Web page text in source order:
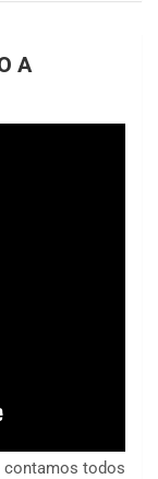
A
contamos todos